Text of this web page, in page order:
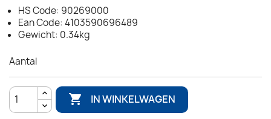
HS Code: 90269000
Ean Code: 4103590696489
Gewicht: 0.34kg
Aantal
 IN WINKELWAGEN